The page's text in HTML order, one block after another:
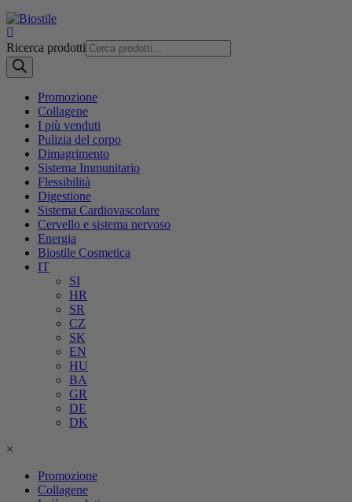
Ricerca prodotti
Promozione
Collagene
I più venduti
Pulizia del corpo
Dimagrimento
Sistema Immunitario
Flessibilità
Digestione
Sistema Cardiovascolare
Cervello e sistema nervoso
Energia
Biostile Cosmetica
IT
SI
HR
SR
CZ
SK
EN
HU
BA
GR
DE
DK
×
Promozione
Collagene